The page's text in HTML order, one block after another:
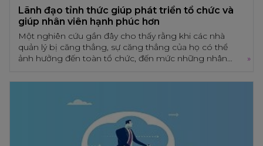
Lãnh đạo tỉnh thức giúp phát triển tổ chức và
giúp nhân viên hạnh phúc hơn
Một nghiên cứu gần đây cho thấy rằng khi các nhà
quản lý bị căng thẳng, sự căng thẳng của họ có thể
ảnh hưởng đến toàn tổ chức, đến mức những nhân
nhà quản lý. Chỉ 7% nhân viên được khảo sát tin rằng
một cách hiệu quả và chỉ 11% nhân viên có lãnh đạo bị
căng thẳng rất bận rộn trong công việc.
»
giúp nhân viên hạnh phúc hơn
Một nghiên cứu gần đây cho thấy rằng khi các nhà quản lý
bị căng thẳng, sự căng thẳng của họ có thể ảnh hưởng đến
toàn tổ chức, đến mức những nhân viên giỏi thường rời bỏ